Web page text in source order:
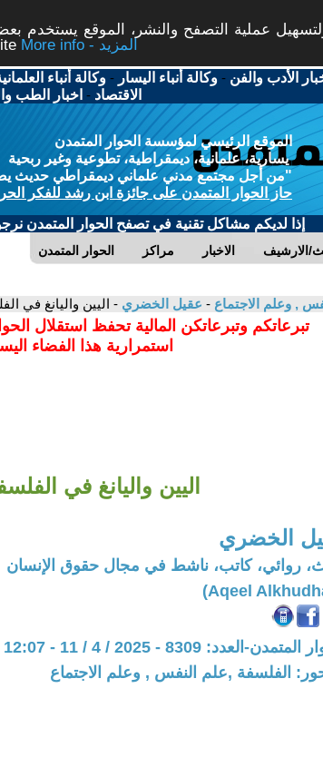
عملية التصفح والنشر، الموقع يستخدم
More info - المزيد
الأدب والفن -وكالة أنباء اليسار -وكالة أنباء
الاقتصاد - اخبار الطب
الموقع الرئيسي لمؤسسة الحوار المتمدن
يسارية، علمانية، ديمقراطية، تطوعية وغير ربحية
"من أجل مجتمع مدني علماني ديمقراطي حديث
حاز الحوار المتمدن على جائزة ابن رشد للفكر الحر
إذا لديكم مشاكل تقنية في تصفح الحوار المتمدن
الحوار المتمدن مراكز الاخبار الارشيف
, وعلم الاجتماع - عقيل الخضري - اليين واليانغ في
تبرعاتكم وتبرعاتكن المالية تحفظ استقلال
استمرارية هذا الفضاء
اليين واليانغ في
الخضري
روائي، كاتب، ناشط في مجال حقوق الإنسان
العدد: 8309 - 2025 / 4 / 11 - 12:07
الفلسفة ,علم النفس , وعلم الاجتماع